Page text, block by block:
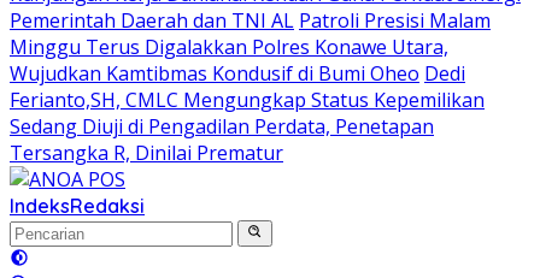
Pemerintah Daerah dan TNI AL Patroli Presisi Malam
Minggu Terus Digalakkan Polres Konawe Utara,
Wujudkan Kamtibmas Kondusif di Bumi Oheo Dedi
Ferianto,SH, CMLC Mengungkap Status Kepemilikan
Sedang Diuji di Pengadilan Perdata, Penetapan
Tersangka R, Dinilai Prematur
IndeksRedaksi